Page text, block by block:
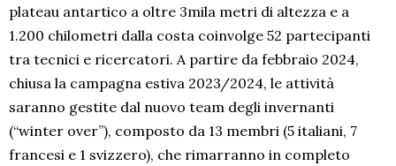
plateau antartico a oltre 3mila metri di altezza e a
1.200 chilometri dalla costa coinvolge 52 partecipanti
tra tecnici e ricercatori. A partire da febbraio 2024,
chiusa la campagna estiva 2023/2024, le attività
saranno gestite dal nuovo team degli invernanti
(“winter over”), composto da 13 membri (5 italiani, 7
francesi e 1 svizzero), che rimarranno in completo